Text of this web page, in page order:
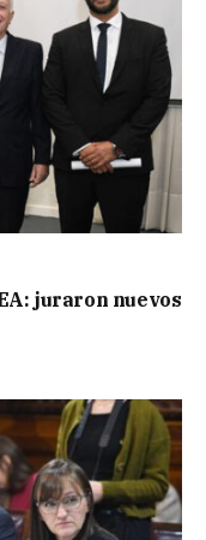
juraron nuevos